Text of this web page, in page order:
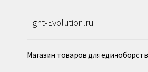
Fight-Evolution.ru
Магазин товаров для единоборств